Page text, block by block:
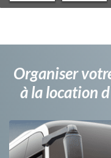
Organiser
à la location